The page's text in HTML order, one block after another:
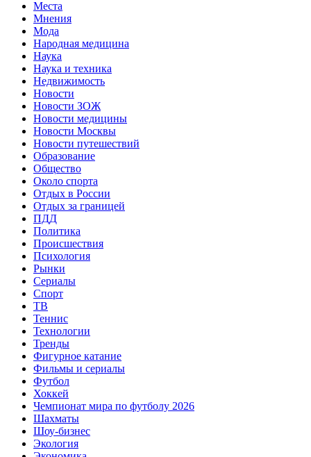
Места
Мнения
Мода
Народная медицина
Наука
Наука и техника
Недвижимость
Новости
Новости ЗОЖ
Новости медицины
Новости Москвы
Новости путешествий
Образование
Общество
Около спорта
Отдых в России
Отдых за границей
ПДД
Политика
Происшествия
Психология
Рынки
Сериалы
Спорт
ТВ
Теннис
Технологии
Тренды
Фигурное катание
Фильмы и сериалы
Футбол
Хоккей
Чемпионат мира по футболу 2026
Шахматы
Шоу-бизнес
Экология